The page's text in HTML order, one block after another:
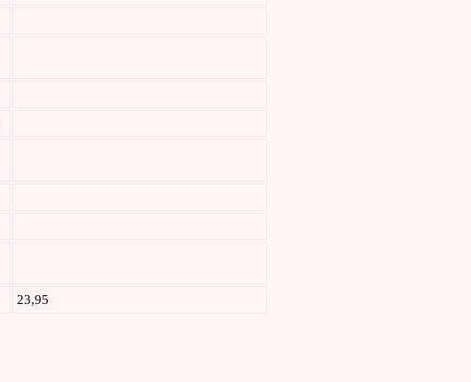
23,95